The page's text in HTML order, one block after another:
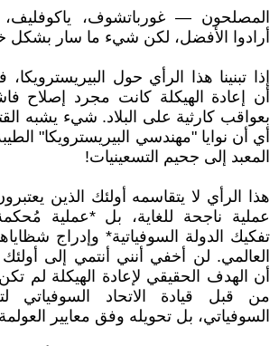
المصلحون — غورباتشوف،
أرادوا الأفضل، لكن شيء ما سار
إذا تبنينا هذا الرأي حول البيريسترويكا،
أن إعادة الهيكلة كانت مجرد إصلاح
بعواقب كارثية على البلاد. شيء يشبه
أي أن نوايا "مهندسي البيريسترويكا"
المعبد إلى جحيم التسعينيات!
هذا الرأي لا يتقاسمه أولئك الذين
عملية ناجحة للغاية، بل *عملية
تفكيك الدولة السوفياتية* وإدراج
العالمي. لن أخفي أنني أنتمي إلى
أن الهدف الحقيقي لإعادة الهيكلة لم تكن
من قبل قيادة الاتحاد السوفياتي
السوفياتي، بل تحويله وفق معايير